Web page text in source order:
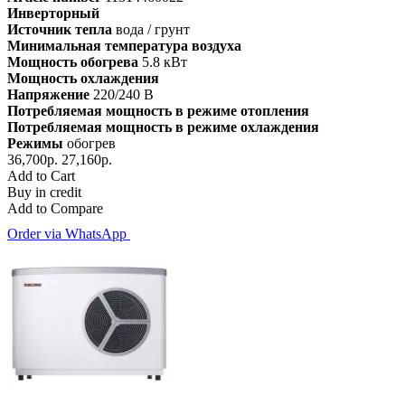
Инверторный
Источник тепла вода / грунт
Минимальная температура воздуха
Мощность обогрева 5.8 кВт
Мощность охлаждения
Напряжение 220/240 В
Потребляемая мощность в режиме отопления
Потребляемая мощность в режиме охлаждения
Режимы обогрев
36,700р. 27,160р.
Add to Cart
Buy in credit
Add to Compare
Order via WhatsApp